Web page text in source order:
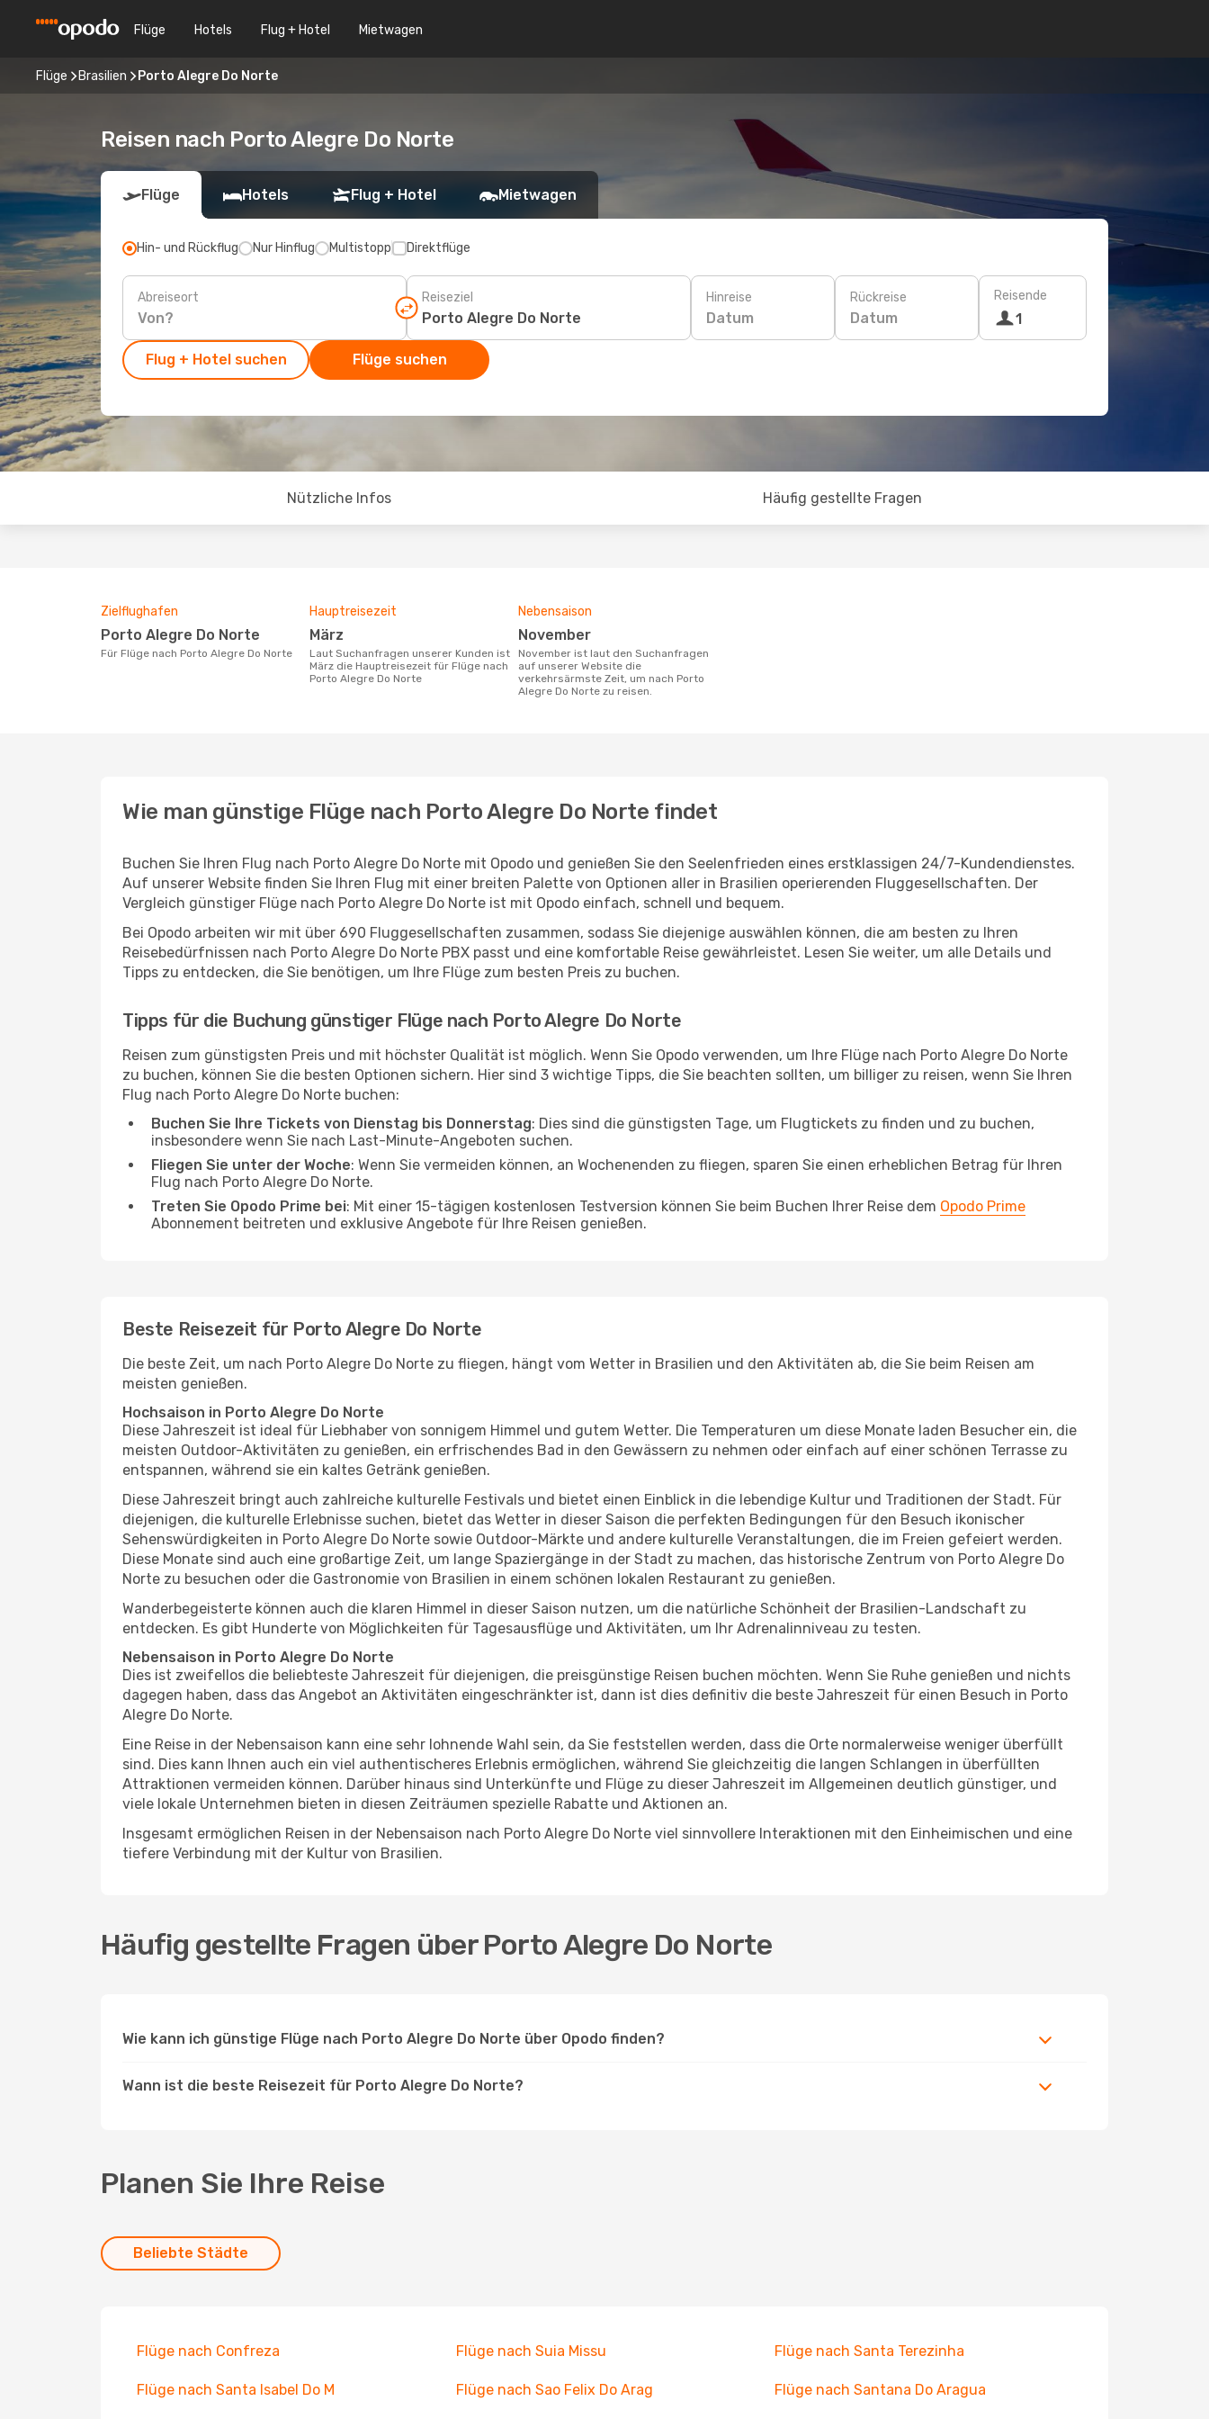
Flüge Hotels Flug + Hotel Mietwagen
Flüge Brasilien Porto Alegre Do Norte
Reisen nach Porto Alegre Do Norte
Flüge Hotels Flug + Hotel Mietwagen
Hin- und Rückflug Nur Hinflug Multistopp Direktflüge
Abreiseort Reiseziel Hinreise
Datum
Rückreise
Datum
Reisende
1
Flug + Hotel suchen Flüge suchen
Nützliche Infos Häufig gestellte Fragen
Zielflughafen
Porto Alegre Do Norte
Für Flüge nach Porto Alegre Do Norte
Hauptreisezeit
März
Laut Suchanfragen unserer Kunden ist
März die Hauptreisezeit für Flüge nach
Porto Alegre Do Norte
Nebensaison
November
November ist laut den Suchanfragen
auf unserer Website die
verkehrsärmste Zeit, um nach Porto
Alegre Do Norte zu reisen.
Wie man günstige Flüge nach Porto Alegre Do Norte findet
Buchen Sie Ihren Flug nach Porto Alegre Do Norte mit Opodo und genießen Sie den Seelenfrieden eines erstklassigen 24/7-Kundendienstes.
Auf unserer Website finden Sie Ihren Flug mit einer breiten Palette von Optionen aller in Brasilien operierenden Fluggesellschaften. Der
Vergleich günstiger Flüge nach Porto Alegre Do Norte ist mit Opodo einfach, schnell und bequem.
Bei Opodo arbeiten wir mit über 690 Fluggesellschaften zusammen, sodass Sie diejenige auswählen können, die am besten zu Ihren
Reisebedürfnissen nach Porto Alegre Do Norte PBX passt und eine komfortable Reise gewährleistet. Lesen Sie weiter, um alle Details und
Tipps zu entdecken, die Sie benötigen, um Ihre Flüge zum besten Preis zu buchen.
Tipps für die Buchung günstiger Flüge nach Porto Alegre Do Norte
Reisen zum günstigsten Preis und mit höchster Qualität ist möglich. Wenn Sie Opodo verwenden, um Ihre Flüge nach Porto Alegre Do Norte
zu buchen, können Sie die besten Optionen sichern. Hier sind 3 wichtige Tipps, die Sie beachten sollten, um billiger zu reisen, wenn Sie Ihren
Flug nach Porto Alegre Do Norte buchen:
Buchen Sie Ihre Tickets von Dienstag bis Donnerstag: Dies sind die günstigsten Tage, um Flugtickets zu finden und zu buchen,
insbesondere wenn Sie nach Last-Minute-Angeboten suchen.
Fliegen Sie unter der Woche: Wenn Sie vermeiden können, an Wochenenden zu fliegen, sparen Sie einen erheblichen Betrag für Ihren
Flug nach Porto Alegre Do Norte.
Treten Sie Opodo Prime bei: Mit einer 15-tägigen kostenlosen Testversion können Sie beim Buchen Ihrer Reise dem Opodo Prime
Abonnement beitreten und exklusive Angebote für Ihre Reisen genießen.
Beste Reisezeit für Porto Alegre Do Norte
Die beste Zeit, um nach Porto Alegre Do Norte zu fliegen, hängt vom Wetter in Brasilien und den Aktivitäten ab, die Sie beim Reisen am
meisten genießen.
Hochsaison in Porto Alegre Do Norte
Diese Jahreszeit ist ideal für Liebhaber von sonnigem Himmel und gutem Wetter. Die Temperaturen um diese Monate laden Besucher ein, die
meisten Outdoor-Aktivitäten zu genießen, ein erfrischendes Bad in den Gewässern zu nehmen oder einfach auf einer schönen Terrasse zu
entspannen, während sie ein kaltes Getränk genießen.
Diese Jahreszeit bringt auch zahlreiche kulturelle Festivals und bietet einen Einblick in die lebendige Kultur und Traditionen der Stadt. Für
diejenigen, die kulturelle Erlebnisse suchen, bietet das Wetter in dieser Saison die perfekten Bedingungen für den Besuch ikonischer
Sehenswürdigkeiten in Porto Alegre Do Norte sowie Outdoor-Märkte und andere kulturelle Veranstaltungen, die im Freien gefeiert werden.
Diese Monate sind auch eine großartige Zeit, um lange Spaziergänge in der Stadt zu machen, das historische Zentrum von Porto Alegre Do
Norte zu besuchen oder die Gastronomie von Brasilien in einem schönen lokalen Restaurant zu genießen.
Wanderbegeisterte können auch die klaren Himmel in dieser Saison nutzen, um die natürliche Schönheit der Brasilien-Landschaft zu
entdecken. Es gibt Hunderte von Möglichkeiten für Tagesausflüge und Aktivitäten, um Ihr Adrenalinniveau zu testen.
Nebensaison in Porto Alegre Do Norte
Dies ist zweifellos die beliebteste Jahreszeit für diejenigen, die preisgünstige Reisen buchen möchten. Wenn Sie Ruhe genießen und nichts
dagegen haben, dass das Angebot an Aktivitäten eingeschränkter ist, dann ist dies definitiv die beste Jahreszeit für einen Besuch in Porto
Alegre Do Norte.
Eine Reise in der Nebensaison kann eine sehr lohnende Wahl sein, da Sie feststellen werden, dass die Orte normalerweise weniger überfüllt
sind. Dies kann Ihnen auch ein viel authentischeres Erlebnis ermöglichen, während Sie gleichzeitig die langen Schlangen in überfüllten
Attraktionen vermeiden können. Darüber hinaus sind Unterkünfte und Flüge zu dieser Jahreszeit im Allgemeinen deutlich günstiger, und
viele lokale Unternehmen bieten in diesen Zeiträumen spezielle Rabatte und Aktionen an.
Insgesamt ermöglichen Reisen in der Nebensaison nach Porto Alegre Do Norte viel sinnvollere Interaktionen mit den Einheimischen und eine
tiefere Verbindung mit der Kultur von Brasilien.
Häufig gestellte Fragen über Porto Alegre Do Norte
Wie kann ich günstige Flüge nach Porto Alegre Do Norte über Opodo finden?
Wann ist die beste Reisezeit für Porto Alegre Do Norte?
Planen Sie Ihre Reise
Beliebte Städte
Flüge nach Confreza Flüge nach Suia Missu Flüge nach Santa Terezinha
Flüge nach Santa Isabel Do M Flüge nach Sao Felix Do Arag Flüge nach Santana Do Aragua